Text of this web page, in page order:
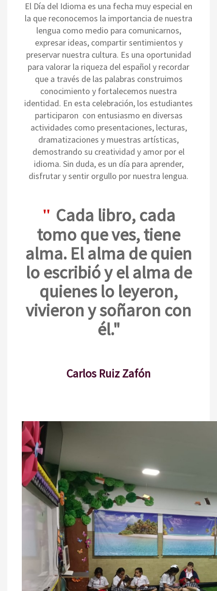
El Día del Idioma es una fecha muy especial en
la que reconocemos la importancia de nuestra
lengua como medio para comunicarnos,
expresar ideas, compartir sentimientos y
preservar nuestra cultura. Es una oportunidad
para valorar la riqueza del español y recordar
que a través de las palabras construimos
conocimiento y fortalecemos nuestra
identidad. En esta celebración, los estudiantes
participaron con entusiasmo en diversas
actividades como presentaciones, lecturas,
dramatizaciones y muestras artísticas,
demostrando su creatividad y amor por el
idioma. Sin duda, es un día para aprender,
disfrutar y sentir orgullo por nuestra lengua.
" Cada libro, cada
tomo que ves, tiene
alma. El alma de quien
lo escribió y el alma de
quienes lo leyeron,
vivieron y soñaron con
él."
Carlos Ruiz Zafón